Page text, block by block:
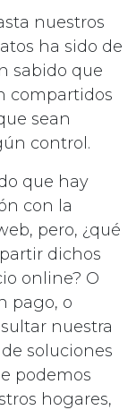
nuestros
ha sido de
sabido que
compartidos
sean
control.
que hay
con la
pero, ¿qué
dichos
online? O
pago, o
nuestra
soluciones
podemos
hogares,